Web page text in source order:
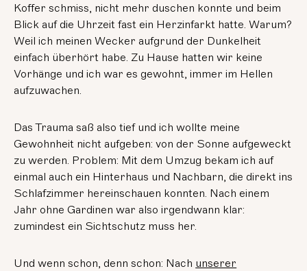
Koffer schmiss, nicht mehr duschen konnte und beim
Blick auf die Uhrzeit fast ein Herzinfarkt hatte. Warum?
Weil ich meinen Wecker aufgrund der Dunkelheit
einfach überhört habe. Zu Hause hatten wir keine
Vorhänge und ich war es gewohnt, immer im Hellen
aufzuwachen.
Das Trauma saß also tief und ich wollte meine
Gewohnheit nicht aufgeben: von der Sonne aufgeweckt
zu werden. Problem: Mit dem Umzug bekam ich auf
einmal auch ein Hinterhaus und Nachbarn, die direkt ins
Schlafzimmer hereinschauen konnten. Nach einem
Jahr ohne Gardinen war also irgendwann klar:
zumindest ein Sichtschutz muss her.
Und wenn schon, denn schon: Nach unserer